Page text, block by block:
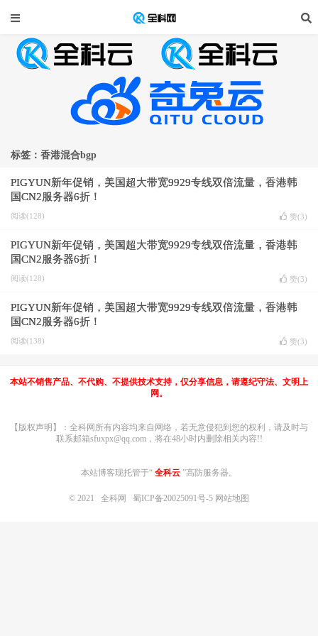
标签：香港混合bgp
PIGYUN新年促销，美国超大带宽9929专线双倍流量，香港韩
国CN2服务器6折！
阅读(128) 赞(3)
PIGYUN新年促销，美国超大带宽9929专线双倍流量，香港韩
国CN2服务器6折！
阅读(128) 赞(3)
PIGYUN新年促销，美国超大带宽9929专线双倍流量，香港韩
国CN2服务器6折！
阅读(138) 赞(3)
本站不销售产品、不代购、不提供技术支持，仅分享信息，请遵纪守法、文明上
网。
【版权声明】：全科网所有内容均来自网络，若无意侵犯到您的权利，请及时与
联系邮箱sfuxpx@qq.com，将在48小时内删除相关内容!!
本站博客现托管于“ 全科云 ”高防服务器。
© 2021 全科网 蜀ICP备20025091号-5 网站地图